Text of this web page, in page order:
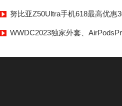
努比亚Z50Ultra手机618最高优惠
WWDC2023独家外套、